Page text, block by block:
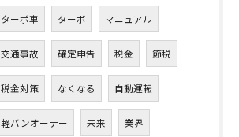
ターボ車 ターボ マニュアル
交通事故 確定申告 税金 節税
税金対策 なくなる 自動運転
軽バンオーナー 未来 業界